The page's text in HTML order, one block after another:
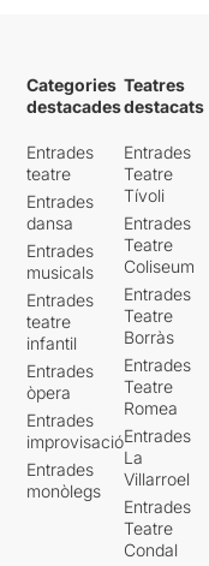
Categories
destacades
Entrades
teatre
Entrades
dansa
Entrades
musicals
Entrades
teatre
infantil
Entrades
òpera
Entrades
improvisació
Entrades
monòlegs
Teatres
destacats
Entrades
Teatre
Tívoli
Entrades
Teatre
Coliseum
Entrades
Teatre
Borràs
Entrades
Teatre
Romea
Entrades
La
Villarroel
Entrades
Teatre
Condal